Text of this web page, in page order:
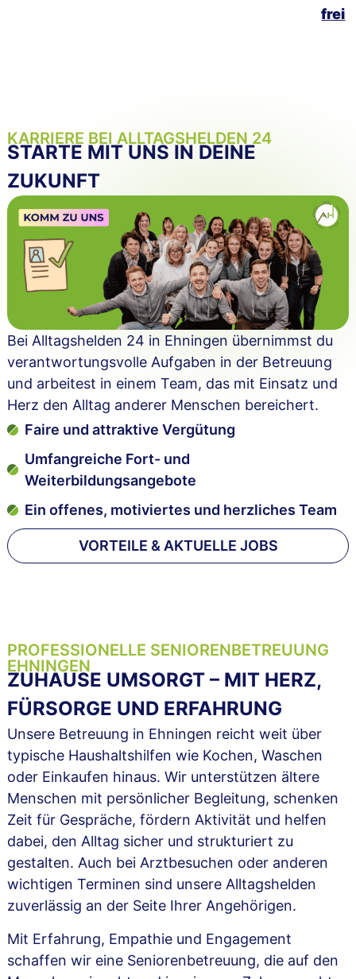
frei
KARRIERE BEI ALLTAGSHELDEN 24
STARTE MIT UNS IN DEINE
ZUKUNFT
Bei Alltagshelden 24 in Ehningen übernimmst du
verantwortungsvolle Aufgaben in der Betreuung
und arbeitest in einem Team, das mit Einsatz und
Herz den Alltag anderer Menschen bereichert.
Faire und attraktive Vergütung
Umfangreiche Fort- und
Weiterbildungsangebote
Ein offenes, motiviertes und herzliches Team
VORTEILE & AKTUELLE JOBS
PROFESSIONELLE SENIORENBETREUUNG
EHNINGEN
ZUHAUSE UMSORGT – MIT HERZ,
FÜRSORGE UND ERFAHRUNG
Unsere Betreuung in Ehningen reicht weit über
typische Haushaltshilfen wie Kochen, Waschen
oder Einkaufen hinaus. Wir unterstützen ältere
Menschen mit persönlicher Begleitung, schenken
Zeit für Gespräche, fördern Aktivität und helfen
dabei, den Alltag sicher und strukturiert zu
gestalten. Auch bei Arztbesuchen oder anderen
wichtigen Terminen sind unsere Alltagshelden
zuverlässig an der Seite Ihrer Angehörigen.
Mit Erfahrung, Empathie und Engagement
schaffen wir eine Seniorenbetreuung, die auf den